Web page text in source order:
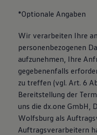
*Optionale Angaben
Wir verarbeiten Ihre
personenbezogenen
aufzunehmen, Ihre
gegebenenfalls
zu treffen (vgl. Art. 6
Bereitstellung der
uns die dx.one GmbH,
Wolfsburg als
Auftragsverarbeitern